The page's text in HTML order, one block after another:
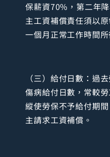
保薪資70%，第二年
主工資補償責任須以
一個月正常工作時間
（三）給付日數：過
傷病給付日數，常較
縱使勞保不予給付期
主請求工資補償。